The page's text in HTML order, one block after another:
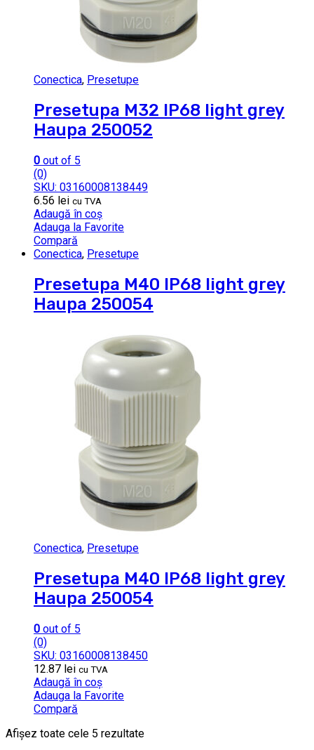
Conectica, Presetupe
Presetupa M32 IP68 light grey
Haupa 250052
0 out of 5
(0)
SKU: 03160008138449
6.56 lei cu TVA
Adaugă în coș
Adauga la Favorite
Compară
Conectica, Presetupe
Presetupa M40 IP68 light grey
Haupa 250054
Conectica, Presetupe
Presetupa M40 IP68 light grey
Haupa 250054
0 out of 5
(0)
SKU: 03160008138450
12.87 lei cu TVA
Adaugă în coș
Adauga la Favorite
Compară
Afișez toate cele 5 rezultate